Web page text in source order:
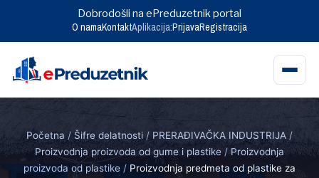
Dobrodošli na ePreduzetnik portal
O namaKontaktAplikacija:PrijavaRegistracija
contentPočetna / Šifre delatnosti / PRERAĐIVAČKA INDUSTRIJA /
Proizvodnja proizvoda od gume i plastike / Proizvodnja
proizvoda od plastike / Proizvodnja predmeta od plastike za